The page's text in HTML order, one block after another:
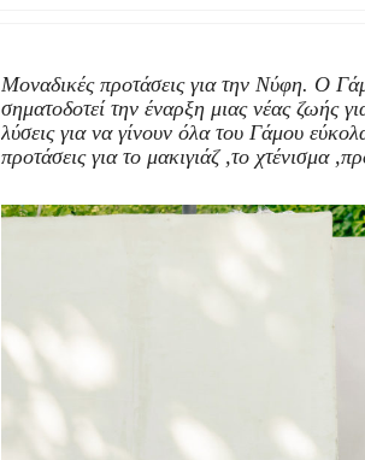
Μοναδικές προτάσεις για την Νύφη. Ο
σηματοδοτεί την έναρξη μιας νέας ζωής
λύσεις για να γίνουν όλα του Γάμου
προτάσεις για το μακιγιάζ ,το χτένισμα